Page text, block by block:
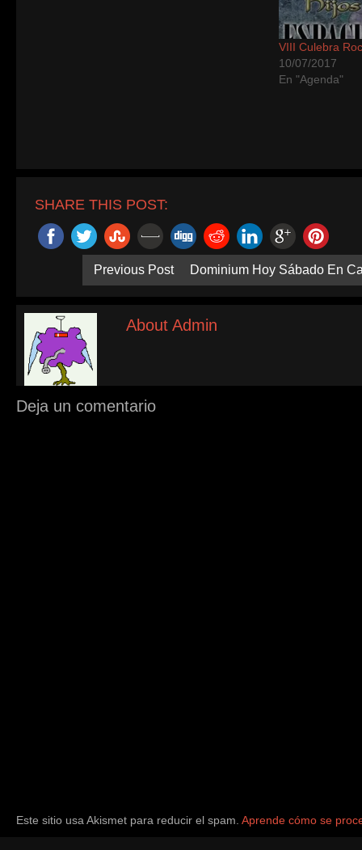
VIII Culebra
10/07/2017
En "Agenda"
SHARE THIS POST:
Previous Post Dominium Hoy Sábado En
About Admin
Deja un comentario
Este sitio usa Akismet para reducir el spam. Aprende cómo se